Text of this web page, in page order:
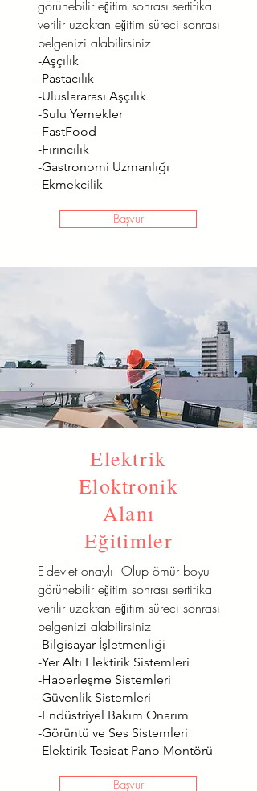
görünebilir eğitim sonrası sertifika
verilir uzaktan eğitim süreci sonrası
belgenizi alabilirsiniz
-Aşçılık
-Pastacılık
-Uluslararası Aşçılık
-Sulu Yemekler
-FastFood
-Fırıncılık
-Gastronomi Uzmanlığı
-Ekmekcilik
Başvur
Elektrik
Eloktronik
Alanı
Eğitimler
E-devlet onaylı Olup ömür boyu
görünebilir eğitim sonrası sertifika
verilir uzaktan eğitim süreci sonrası
belgenizi alabilirsiniz
-Bilgisayar İşletmenliği
-Yer Altı Elektirik Sistemleri
-Haberleşme Sistemleri
-Güvenlik Sistemleri
-Endüstriyel Bakım Onarım
-Görüntü ve Ses Sistemleri
-Elektirik Tesisat Pano Montörü
Başvur